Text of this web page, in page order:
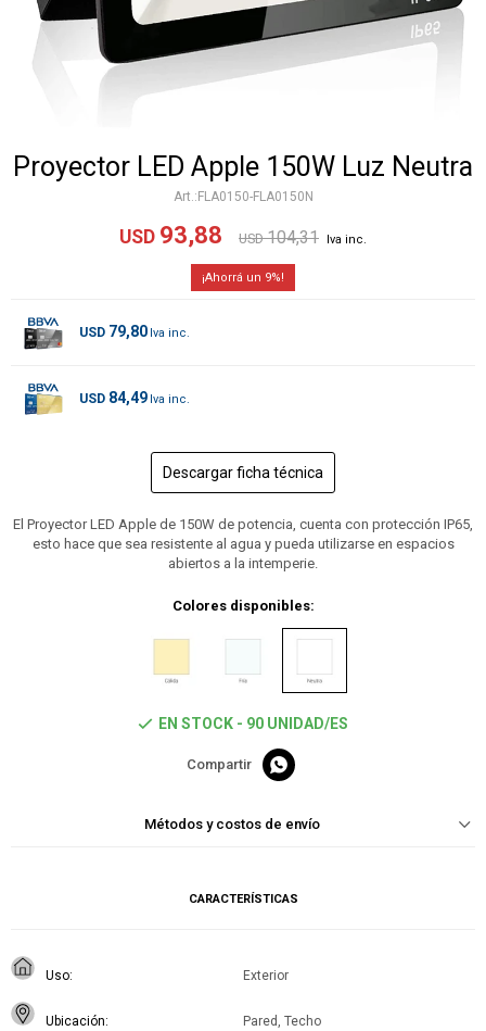
Proyector LED Apple 150W Luz Neutra
FLA0150-FLA0150N
USD 93,88 USD 104,31
9
USD 79,80
USD 84,49
Descargar ficha técnica
El Proyector LED Apple de 150W de potencia, cuenta con protección IP65,
esto hace que sea resistente al agua y pueda utilizarse en espacios
abiertos a la intemperie.
Colores disponibles:
EN STOCK - 90 UNIDAD/ES

Métodos y costos de envío
CARACTERÍSTICAS
Uso Exterior
Ubicación Pared, Techo